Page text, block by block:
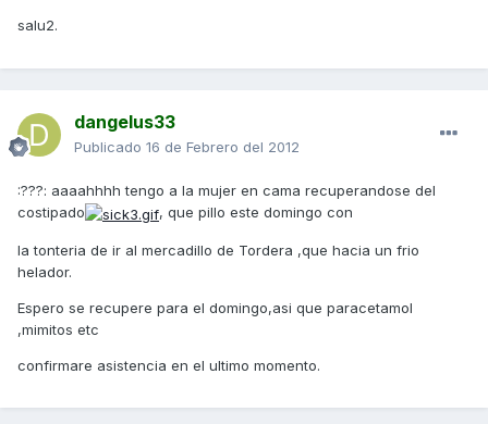
salu2.
dangelus33
Publicado 16 de Febrero del 2012
:???: aaaahhhh tengo a la mujer en cama recuperandose del
costipado
, que pillo este domingo con
la tonteria de ir al mercadillo de Tordera ,que hacia un frio
helador.
Espero se recupere para el domingo,asi que paracetamol
,mimitos etc
confirmare asistencia en el ultimo momento.